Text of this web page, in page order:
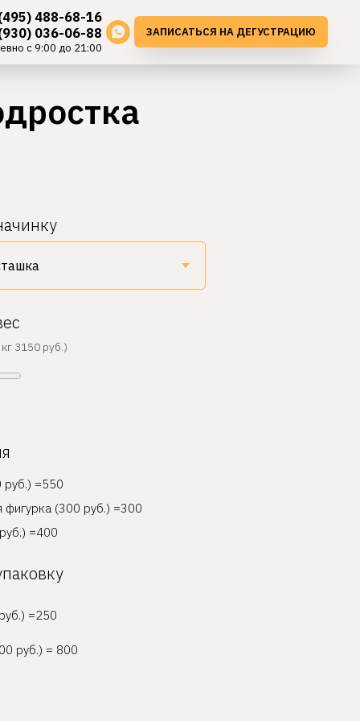
488-68-16
036-06-88
с 9:00 до 21:00
ЗАПИСАТЬСЯ НА ДЕГУСТРАЦИЮ
3150 руб.)
руб.) =550
(300 руб.) =300
=400
=250
руб.) = 800